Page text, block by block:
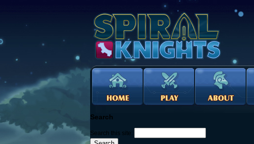
Search
Search this site: